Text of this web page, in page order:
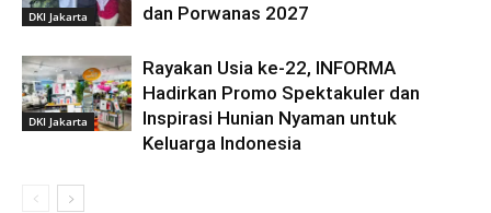
DKI Jakarta
dan Porwanas 2027
DKI Jakarta
Rayakan Usia ke-22, INFORMA
Hadirkan Promo Spektakuler dan
Inspirasi Hunian Nyaman untuk
Keluarga Indonesia